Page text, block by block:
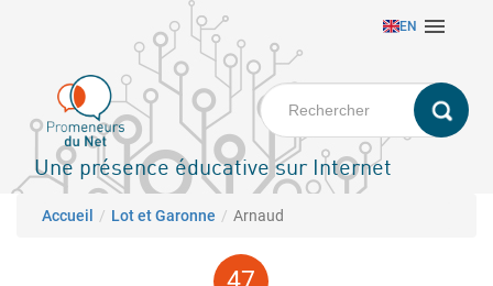
principal
EN 
Une présence éducative sur Internet
Fil d'Ariane
Accueil Lot et Garonne Arnaud